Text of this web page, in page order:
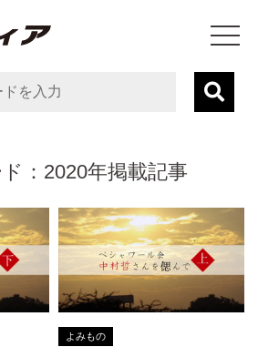
：2020年掲載記事
よみもの